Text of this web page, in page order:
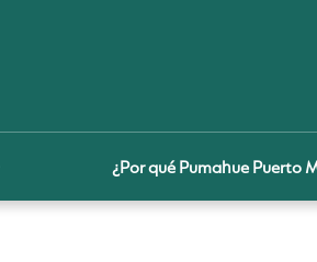
¿Por qué Pumahue Puerto